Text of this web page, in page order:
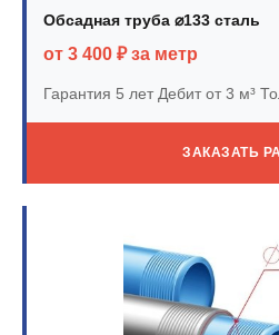
Обсадная труба ⌀133 сталь
от 3 400 ₽ за метр
Гарантия 5 летДебит от 3 м³
ЗАКАЗАТЬ